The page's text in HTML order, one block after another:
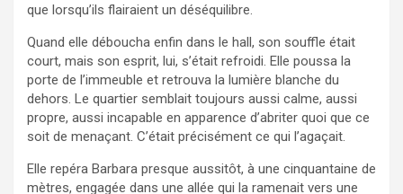
que lorsqu’ils flairaient un déséquilibre.
Quand elle déboucha enfin dans le hall, son souffle était
court, mais son esprit, lui, s’était refroidi. Elle poussa la
porte de l’immeuble et retrouva la lumière blanche du
dehors. Le quartier semblait toujours aussi calme, aussi
propre, aussi incapable en apparence d’abriter quoi que ce
soit de menaçant. C’était précisément ce qui l’agaçait.
Elle repéra Barbara presque aussitôt, à une cinquantaine de
mètres, engagée dans une allée qui la ramenait vers une